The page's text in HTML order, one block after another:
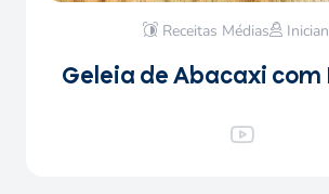
Receitas Médias
Geleia de Abacaxi